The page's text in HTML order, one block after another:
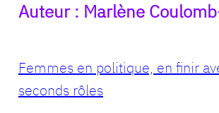
Auteur : Marlène
Femmes en politique, en finir
seconds rôles